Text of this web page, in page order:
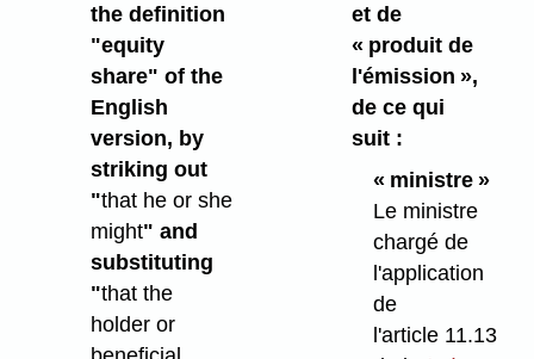
the definition
"equity
share" of the
English
version, by
striking out
"that he or she
might" and
substituting
"that the
holder or
et de
« produit de
l'émission »,
de ce qui
suit :
« ministre »
Le ministre
chargé de
l'application
de
l'article 11.13